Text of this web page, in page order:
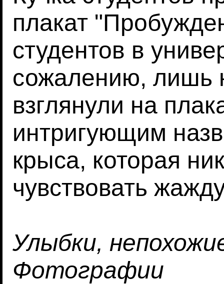
плакат
студентов в
сожалению, лишь
взглянули на
интригующим
крыса, которая
чувствовать
Улыбки,
Фотографии